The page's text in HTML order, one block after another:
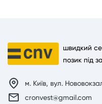
швидкий
позик під
м. Київ, вул.
cronvest@gmail.com